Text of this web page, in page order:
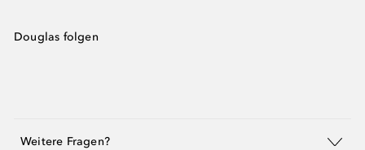
Douglas folgen
Weitere Fragen?